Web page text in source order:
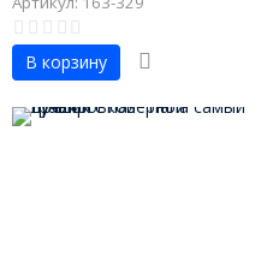
В корзину